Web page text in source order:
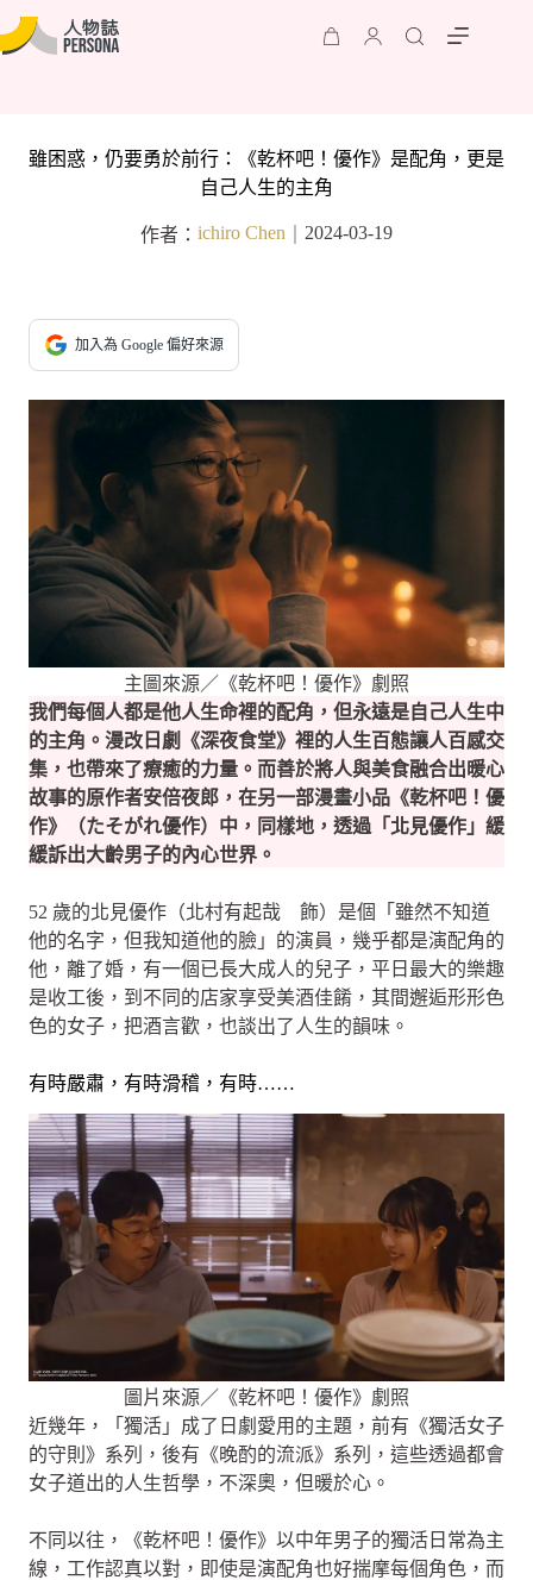
雖困惑，仍要勇於前行：《乾杯吧！優作》是配角，更是
自己人生的主角
作者： ichiro Chen 2024-03-19
加入為 Google 偏好來源
主圖來源／《乾杯吧！優作》劇照
我們每個人都是他人生命裡的配角，但永遠是自己人生中
的主角。漫改日劇《深夜食堂》裡的人生百態讓人百感交
集，也帶來了療癒的力量。而善於將人與美食融合出暖心
故事的原作者安倍夜郎，在另一部漫畫小品《乾杯吧！優
作》（たそがれ優作）中，同樣地，透過「北見優作」緩
緩訴出大齡男子的內心世界。
52 歲的北見優作（北村有起哉 飾）是個「雖然不知道
他的名字，但我知道他的臉」的演員，幾乎都是演配角的
他，離了婚，有一個已長大成人的兒子，平日最大的樂趣
是收工後，到不同的店家享受美酒佳餚，其間邂逅形形色
色的女子，把酒言歡，也談出了人生的韻味。
有時嚴肅，有時滑稽，有時……
圖片來源／《乾杯吧！優作》劇照
近幾年，「獨活」成了日劇愛用的主題，前有《獨活女子
的守則》系列，後有《晚酌的流派》系列，這些透過都會
女子道出的人生哲學，不深奧，但暖於心。
不同以往，《乾杯吧！優作》以中年男子的獨活日常為主
線，工作認真以對，即使是演配角也好揣摩每個角色，而